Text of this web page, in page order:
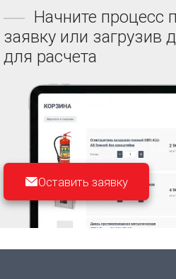
Начните процесс
заявку или загрузив
для расчета
Оставить заявку